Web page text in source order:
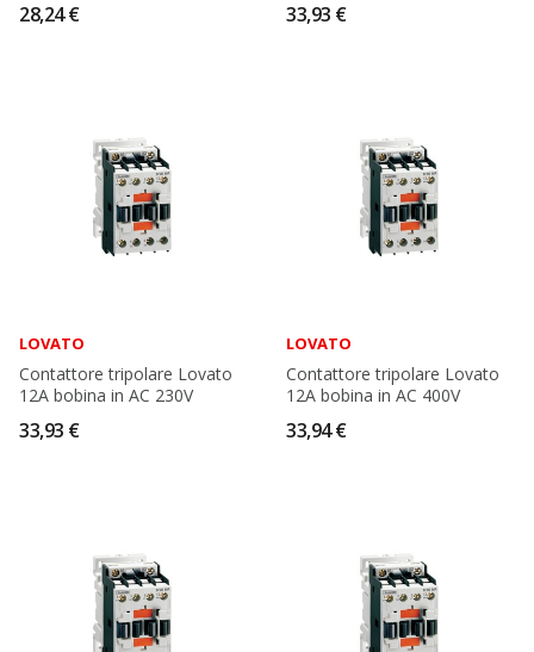
28,24 € 33,93 €
LOVATO
Contattore tripolare Lovato
12A bobina in AC 230V
33,93 €
LOVATO
Contattore tripolare Lovato
12A bobina in AC 400V
33,94 €